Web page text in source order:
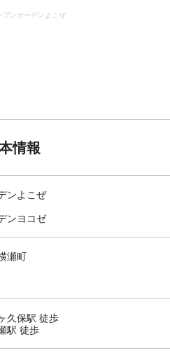
プンガーデンよこぜ
情報
ンよこぜ
ンヨコゼ
瀬町
久保駅 徒歩
駅 徒歩